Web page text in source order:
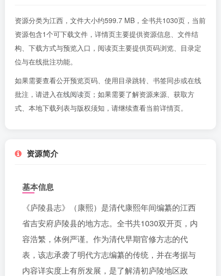
资源分类为江西，文件大小约599.7 MB，全书共1030页，当前
资源包含1个可下载文件，详情页主要提供资源信息、文件结
构、下载方式与预览入口，阅读页主要提供页码浏览、目录定
位与在线批注功能。
如果需要查看公开预览页码、使用目录跳转、书签同步或在线
批注，请进入在线阅读页 ；如果需要了解资源来源、获取方
式、本地下载列表与版权须知，请继续查看当前详情页。
资源简介
基本信息
《庐陵县志》（康熙）是清代康熙年间编纂的江西
省吉安府庐陵县的地方志。全书共1030双开页，内
容浩繁，体例严谨。作为清代早期官修方志的代
表，该志承袭了明代方志编纂的传统，并在考据与
内容详实度上有所发展，是了解清初庐陵地区政